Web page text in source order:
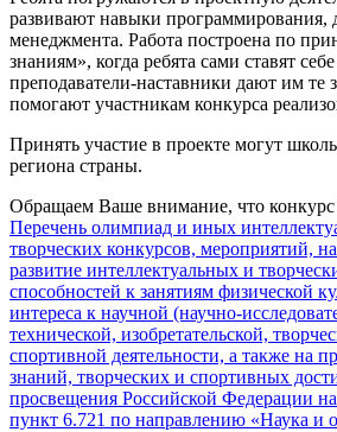
развивают навыки программирования,
менеджмента. Работа построена по
знаниям», когда ребята сами ставят
преподаватели-наставники дают им те
помогают участникам конкурса
Принять участие в проекте могут
региона страны.
Обращаем Ваше внимание, что
Перечень олимпиад и иных
творческих конкурсов, мероприятий,
развитие интеллектуальных и
способностей к занятиям физической
интереса к научной (научно-
технической, изобретательской,
спортивной деятельности, а также на
знаний, творческих и спортивных
просвещения Российской Федерации
пункт 6.721 по направлению «Наука и